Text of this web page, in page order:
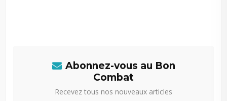
Abonnez-vous au Bon
Combat
Recevez tous nos nouveaux articles